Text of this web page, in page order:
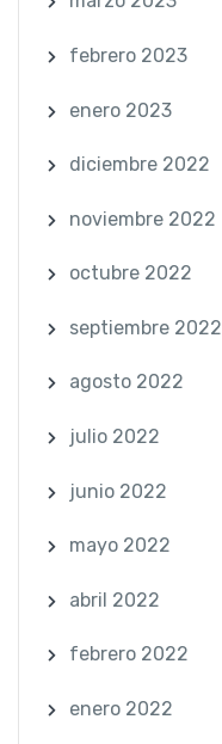
febrero 2023
enero 2023
diciembre 2022
noviembre 2022
octubre 2022
septiembre 2022
agosto 2022
julio 2022
junio 2022
mayo 2022
abril 2022
febrero 2022
enero 2022